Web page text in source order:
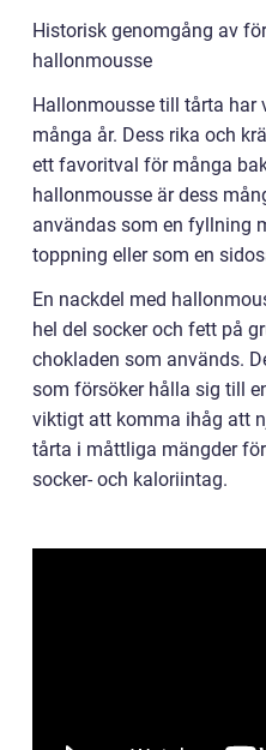
Historisk genomgång av
hallonmousse
Hallonmousse till tårta har
många år. Dess rika och
ett favoritval för många
hallonmousse är dess
användas som en fyllning
toppning eller som en
En nackdel med
hel del socker och fett på
chokladen som används.
som försöker hålla sig till
viktigt att komma ihåg att
tårta i måttliga mängder
socker- och kaloriintag.